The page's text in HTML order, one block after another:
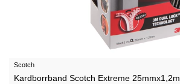
Scotch
Kardborrband Scotch Extreme 25mmx1,2m